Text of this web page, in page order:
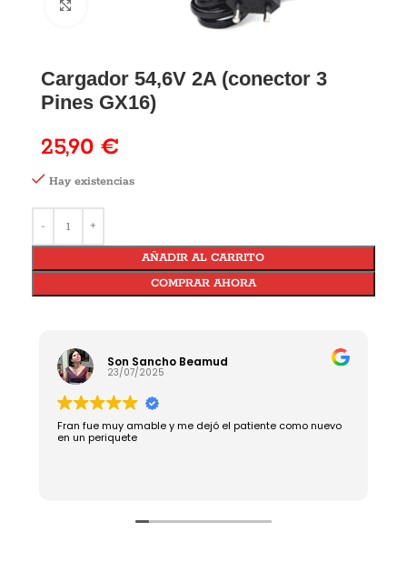
Cargador 54,6V 2A (conector 3
Pines GX16)
25,90 €
Son Sancho Beamud
23/07/2025
Fran fue muy amable y me dejó el patiente como nuevo
en un periquete
Hay existencias
AÑADIR AL CARRITO
COMPRAR AHORA